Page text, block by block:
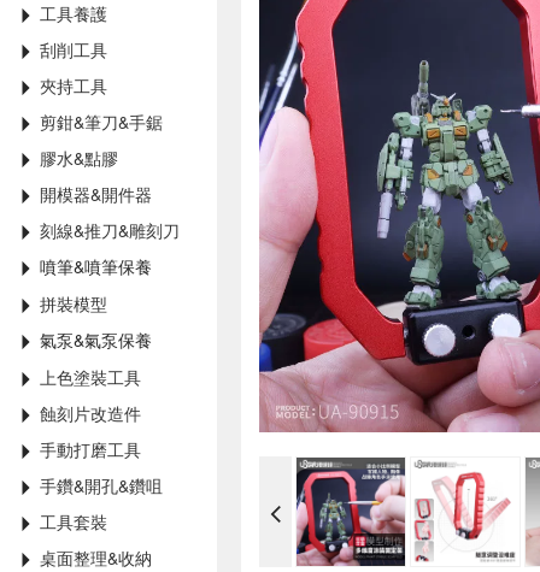
工具養護
刮削工具
夾持工具
剪鉗&筆刀&手鋸
膠水&點膠
開模器&開件器
刻線&推刀&雕刻刀
噴筆&噴筆保養
拼裝模型
氣泵&氣泵保養
上色塗裝工具
蝕刻片改造件
手動打磨工具
手鑽&開孔&鑽咀
工具套裝
桌面整理&收納